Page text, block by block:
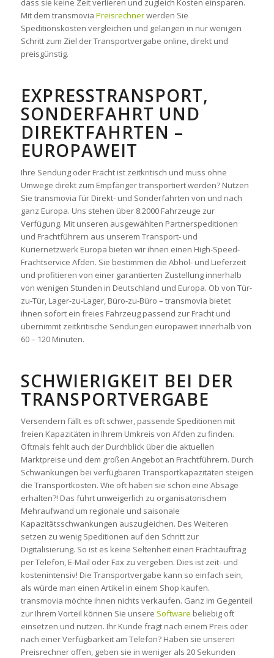
Mit dem transmovia Preisrechnerwerden Sie
Speditionskosten vergleichen und gelangen in nur wenigen
Schritt zum Ziel der Transportvergabe online, direkt und
preisgünstig.
EXPRESSTRANSPORT,
SONDERFAHRT UND
DIREKTFAHRTEN –
EUROPAWEIT
Ihre Sendung oder Fracht ist zeitkritisch und muss ohne
Umwege direkt zum Empfänger transportiert werden? Nutzen
Sie transmovia für Direkt- und Sonderfahrten von und nach
ganz Europa. Uns stehen über 8.2000 Fahrzeuge zur
Verfügung. Mit unseren ausgewählten Partnerspeditionen
und Frachtführern aus unserem Transport- und
Kuriernetzwerk Europa bieten wir ihnen einen High-Speed-
Frachtservice Afden. Sie bestimmen die Abhol- und Lieferzeit
und profitieren von einer garantierten Zustellung innerhalb
von wenigen Stunden in Deutschland und Europa. Ob von Tür-
zu-Tür, Lager-zu-Lager, Büro-zu-Büro – transmovia bietet
ihnen sofort ein freies Fahrzeug passend zur Fracht und
übernimmt zeitkritische Sendungen europaweit innerhalb von
60 – 120 Minuten.
SCHWIERIGKEIT BEI DER
TRANSPORTVERGABE
Versendern fällt es oft schwer, passende Speditionen mit
freien Kapazitäten in Ihrem Umkreis von Afden zu finden.
Oftmals fehlt auch der Durchblick über die aktuellen
Marktpreise und dem großen Angebot an Frachtführern. Durch
Schwankungen bei verfügbaren Transportkapazitäten steigen
die Transportkosten. Wie oft haben sie schon eine Absage
erhalten?! Das führt unweigerlich zu organisatorischem
Mehraufwand um regionale und saisonale
Kapazitätsschwankungen auszugleichen. Des Weiteren
setzen zu wenig Speditionen auf den Schritt zur
Digitalisierung. So ist es keine Seltenheit einen Frachtauftrag
per Telefon, E-Mail oder Fax zu vergeben. Dies ist zeit- und
kostenintensiv! Die Transportvergabe kann so einfach sein,
als würde man einen Artikel in einem Shop kaufen.
transmovia möchte ihnen nichts verkaufen. Ganz im Gegenteil
zur Ihrem Vorteil können Sie unsere Software beliebig oft
einsetzen und nutzen. Ihr Kunde fragt nach einem Preis oder
nach einer Verfügbarkeit am Telefon? Haben sie unseren
Preisrechner offen, geben sie in weniger als 20 Sekunden